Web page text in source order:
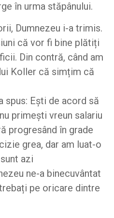
în urma stăpânului.
Dumnezeu i-a trimis.
că vor fi bine plătiți
Din contră, când am
Koller că simțim că
spus: Ești de acord să
primești vreun salariu
progresând în grade
grea, dar am luat-o
azi
ne-a binecuvântat
pe oricare dintre